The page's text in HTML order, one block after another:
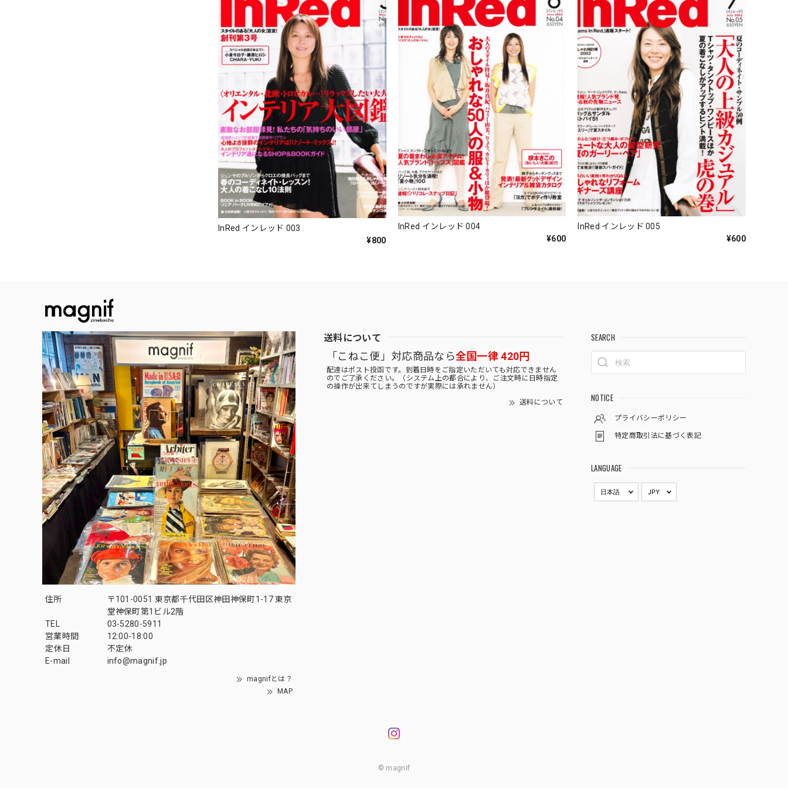
InRed インレッド 003
¥800
InRed インレッド 004
¥600
InRed インレッド 005
¥600
住所
〒101-0051 東京都千代田区神田神保町1-17 東京
堂神保町第1ビル2階
TEL
03-5280-5911
営業時間
12:00-18:00
定休日
不定休
E-mail
info@magnif.jp
magnifとは？
MAP
送料について
「こねこ便」対応商品なら全国一律 420円
配達はポスト投函です。到着日時をご指定いただいても対応できません
のでご了承ください。（システム上の都合により、ご注文時に日時指定
の操作が出来てしまうのですが実際には承れません）
送料について
SEARCH
NOTICE
プライバシーポリシー
特定商取引法に基づく表記
LANGUAGE
© magnif